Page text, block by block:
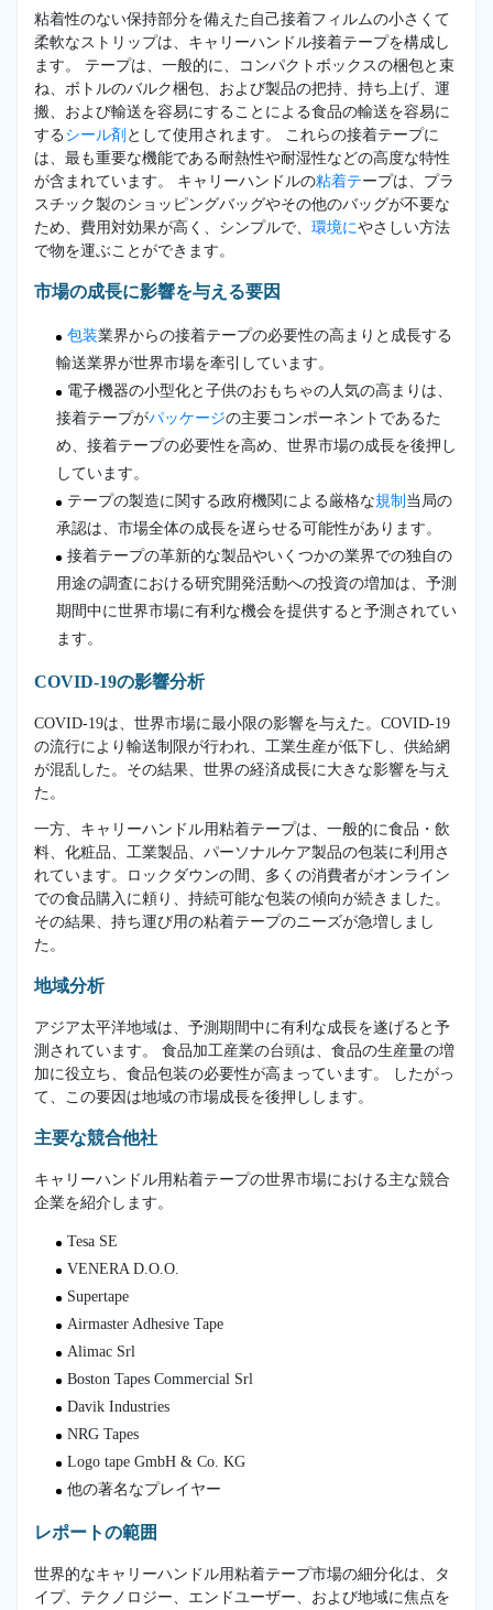
粘着性のない保持部分を備えた自己接着フィルムの小さくて
柔軟なストリップは、キャリーハンドル接着テープを構成し
ます。 テープは、一般的に、コンパクトボックスの梱包と束
ね、ボトルのバルク梱包、および製品の把持、持ち上げ、運
搬、および輸送を容易にすることによる食品の輸送を容易に
する シール剤 として使用されます。 これらの接着テープに
は、最も重要な機能である耐熱性や耐湿性などの高度な特性
が含まれています。 キャリーハンドルの粘着テープは、プラ
スチック製のショッピングバッグやその他のバッグが不要な
ため、費用対効果が高く、シンプルで、 環境にやさしい方法
で物を運ぶことができます。
市場の成長に影響を与える要因
包装業界からの接着テープの必要性の高まりと成長する
輸送業界が世界市場を牽引しています。
電子機器の小型化と子供のおもちゃの人気の高まりは、
接着テープがパッケージの主要コンポーネントであるた
め、接着テープの必要性を高め、世界市場の成長を後押し
しています。
テープの製造に関する政府機関による厳格な規制 当局の
承認は、市場全体の成長を遅らせる可能性があります。
接着テープの革新的な製品やいくつかの業界での独自の
用途の調査における研究開発活動への投資の増加は、予測
期間中に世界市場に有利な機会を提供すると予測されてい
ます。
COVID-19の影響分析
COVID-19は、世界市場に最小限の影響を与えた。COVID-19
の流行により輸送制限が行われ、工業生産が低下し、供給網
が混乱した。その結果、世界の経済成長に大きな影響を与え
た。
一方、キャリーハンドル用粘着テープは、一般的に食品・飲
料、化粧品、工業製品、パーソナルケア製品の包装に利用さ
れています。ロックダウンの間、多くの消費者がオンライン
での食品購入に頼り、持続可能な包装の傾向が続きました。
その結果、持ち運び用の粘着テープのニーズが急増しまし
た。
地域分析
アジア太平洋地域は、予測期間中に有利な成長を遂げると予
測されています。 食品加工産業の台頭は、食品の生産量の増
加に役立ち、食品包装の必要性が高まっています。 したがっ
て、この要因は地域の市場成長を後押しします。
主要な競合他社
キャリーハンドル用粘着テープの世界市場における主な競合
企業を紹介します。
Tesa SE
VENERA D.O.O.
Supertape
Airmaster Adhesive Tape
Alimac Srl
Boston Tapes Commercial Srl
Davik Industries
NRG Tapes
Logo tape GmbH & Co. KG
他の著名なプレイヤー
レポートの範囲
世界的なキャリーハンドル用粘着テープ市場の細分化は、タ
イプ、テクノロジー、エンドユーザー、および地域に焦点を